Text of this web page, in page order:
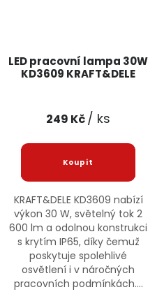
LED pracovní lampa 30W
KD3609 KRAFT&DELE
249 Kč/ ks
KRAFT&DELE KD3609 nabízí
výkon 30 W, světelný tok 2
600 lm a odolnou konstrukci
s krytím IP65, díky čemuž
poskytuje spolehlivé
osvětlení i v náročných
pracovních podmínkách....